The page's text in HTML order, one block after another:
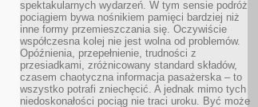
spektakularnych wydarzeń. W tym sensie podróż
pociągiem bywa nośnikiem pamięci bardziej niż
inne formy przemieszczania się. Oczywiście
współczesna kolej nie jest wolna od problemów.
Opóźnienia, przepełnienie, trudności z
przesiadkami, zróżnicowany standard składów,
czasem chaotyczna informacja pasażerska – to
wszystko potrafi zniechęcić. A jednak mimo tych
niedoskonałości pociąg nie traci uroku. Być może